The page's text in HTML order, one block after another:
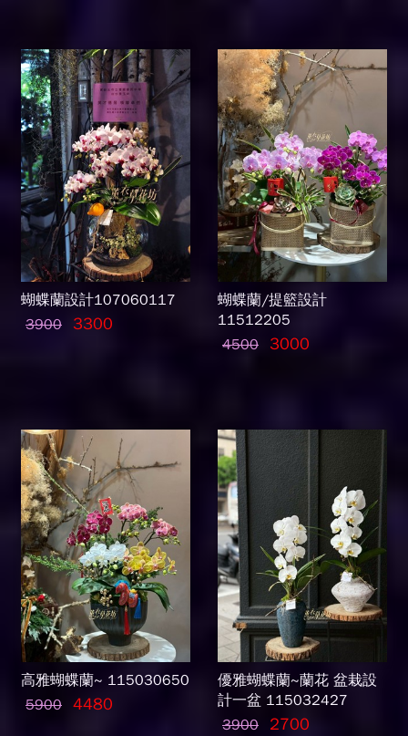
蝴蝶蘭設計107060117
3900 3300
蝴蝶蘭/提籃設計
11512205
4500
3000
高雅蝴蝶蘭~ 115030650
5900 4480
優雅蝴蝶蘭~蘭花 盆栽設
計一盆 115032427
3900
2700